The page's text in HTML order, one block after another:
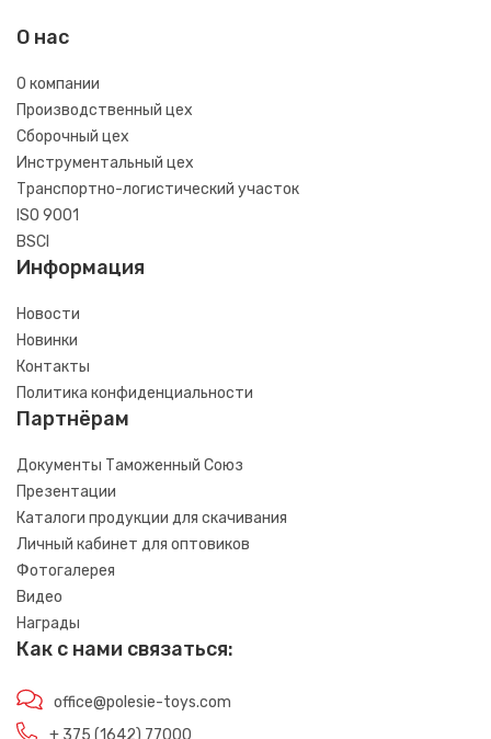
О нас
О компании
Производственный цех
Сборочный цех
Инструментальный цех
Транспортно-логистический участок
ISO 9001
BSCI
Информация
Новости
Новинки
Контакты
Политика конфиденциальности
Партнёрам
Документы Таможенный Союз
Презентации
Каталоги продукции для скачивания
Личный кабинет для оптовиков
Фотогалерея
Видео
Награды
Как с нами связаться:
office@polesie-toys.com